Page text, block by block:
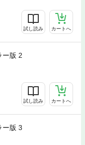
試し読み カートへ
版 2
試し読み カートへ
版 3